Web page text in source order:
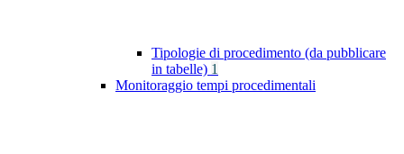
Tipologie di procedimento (da pubblicare
in tabelle) 1
Monitoraggio tempi procedimentali